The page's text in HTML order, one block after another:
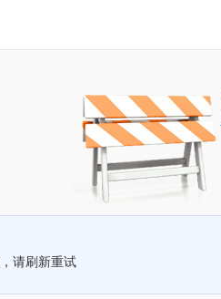
请刷新重试